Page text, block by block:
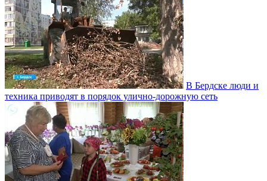
В Бердске люди и
техника приводят в порядок улично‑дорожную сеть